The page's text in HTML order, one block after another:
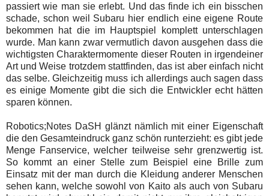
passiert wie man sie erlebt. Und das finde ich ein bisschen
schade, schon weil Subaru hier endlich eine eigene Route
bekommen hat die im Hauptspiel komplett unterschlagen
wurde. Man kann zwar vermutlich davon ausgehen dass die
wichtigsten Charaktermomente dieser Routen in irgendeiner
Art und Weise trotzdem stattfinden, das ist aber einfach nicht
das selbe. Gleichzeitig muss ich allerdings auch sagen dass
es einige Momente gibt die sich die Entwickler echt hätten
sparen können.
Robotics;Notes DaSH glänzt nämlich mit einer Eigenschaft
die den Gesamteindruck ganz schön runterzieht: es gibt jede
Menge Fanservice, welcher teilweise sehr grenzwertig ist.
So kommt an einer Stelle zum Beispiel eine Brille zum
Einsatz mit der man durch die Kleidung anderer Menschen
sehen kann, welche sowohl von Kaito als auch von Subaru